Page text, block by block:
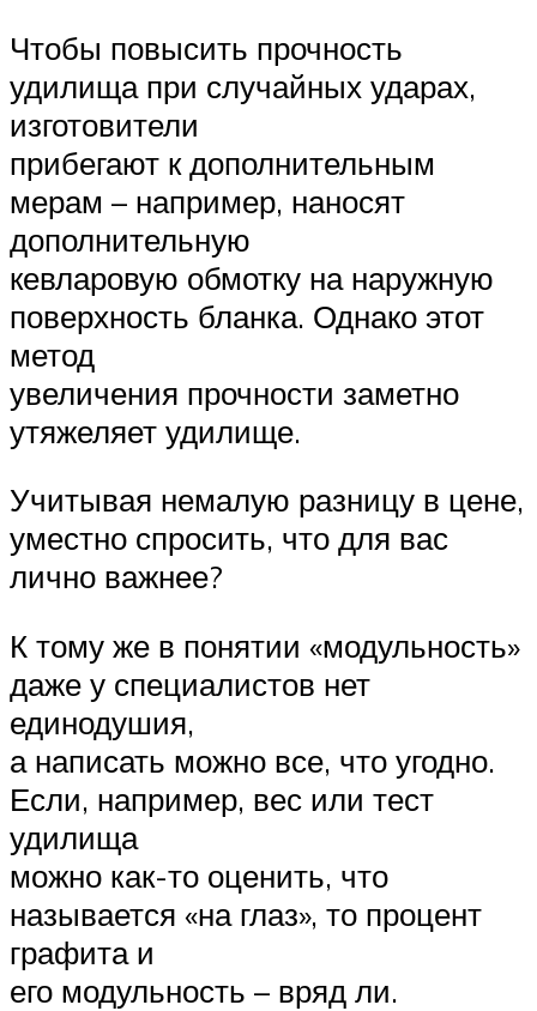
Чтобы повысить прочность
удилища при случайных ударах,
изготовители
прибегают к дополнительным
мерам – например, наносят
дополнительную
кевларовую обмотку на наружную
поверхность бланка. Однако этот
метод
увеличения прочности заметно
утяжеляет удилище.
Учитывая немалую разницу в цене,
уместно спросить, что для вас
лично важнее?
К тому же в понятии «модульность»
даже у специалистов нет
единодушия,
а написать можно все, что угодно.
Если, например, вес или тест
удилища
можно как-то оценить, что
называется «на глаз», то процент
графита и
его модульность – вряд ли.